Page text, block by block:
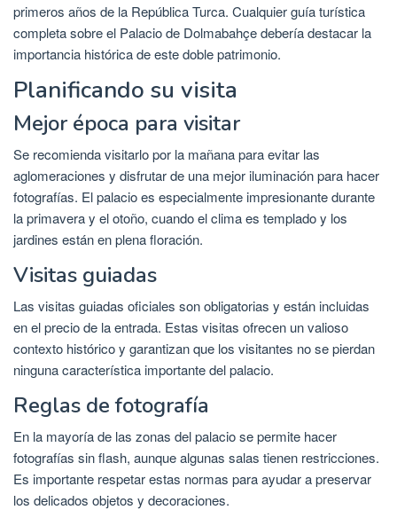
primeros años de la República Turca. Cualquier guía turística
completa sobre el Palacio de Dolmabahçe debería destacar la
importancia histórica de este doble patrimonio.
Planificando su visita
Mejor época para visitar
Se recomienda visitarlo por la mañana para evitar las
aglomeraciones y disfrutar de una mejor iluminación para hacer
fotografías. El palacio es especialmente impresionante durante
la primavera y el otoño, cuando el clima es templado y los
jardines están en plena floración.
Visitas guiadas
Las visitas guiadas oficiales son obligatorias y están incluidas
en el precio de la entrada. Estas visitas ofrecen un valioso
contexto histórico y garantizan que los visitantes no se pierdan
ninguna característica importante del palacio.
Reglas de fotografía
En la mayoría de las zonas del palacio se permite hacer
fotografías sin flash, aunque algunas salas tienen restricciones.
Es importante respetar estas normas para ayudar a preservar
los delicados objetos y decoraciones.